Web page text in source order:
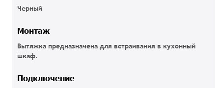
Черный
Монтаж
Вытяжка предназначена для встраивания в кухонный
шкаф.
Подключение